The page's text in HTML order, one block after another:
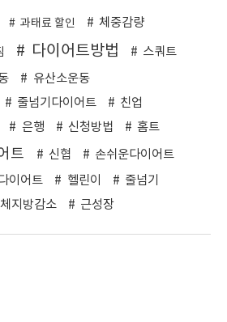
과태료 할인 체중감량
다이어트방법
스쿼트
유산소운동
줄넘기다이어트
친업
은행 신청방법
홈트
트 신협
손쉬운다이어트
이어트 헬린이 줄넘기
체지방감소 근성장